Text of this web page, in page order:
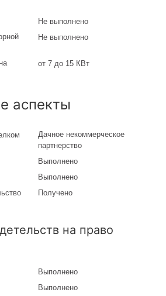
Не выполнено
Не выполнено
от 7 до 15 КВт
аспекты
Дачное некоммерческое
партнерство
Выполнено
Выполнено
Получено
на право
Выполнено
Выполнено